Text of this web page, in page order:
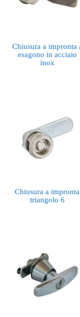
Chiusura a impronta
esagono in acciaio
inox
Chiusura a impronta
triangolo 6